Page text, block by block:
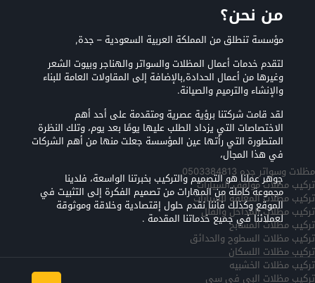
من نحن؟
مؤسسة تنطلق من المملكة العربية السعودية – جدة,
لتقدم خدمات أعمال المظلات والسواتر والهناجر وبيوت الشعر
وغيرها من أعمال الحدادة,بالإضافة إلى المقاولات العامة للبناء
والإنشاء والترميم والصيانة.
لقد قامت شركتنا برؤية عصرية ومتقدمة على أحد أهم
الاختصاصات التي يزداد الطلب عليها يومًا بعد يوم، وتلك النظرة
المتطورة التي رأتها عين المؤسسة جعلت منها من أهم الشركات
في هذا المجال،
جوهر عملنا هو التصميم والتركيب بخبرتنا الواسعة، فلدينا
مجموعة كاملة من المهارات من تصميم الفكرة إلى التثبيت في
الموقع وكذلك فأننا نقدم حلول إقتصادية وخلاقة وموثوقة
لعملائنا في جميع خدماتنا المقدمة .
مظلات وسواتر جده 0503384813
تركيب مظلات مواقف السيارات
تركيب مظلات المعلقه للسيارات
تركيب مظلات المداخل والفلل
تركيب مظلات المسابح
تركيب مظلات السطوح والحدائق
تركيب مظلات اللسكان
تركيب مظلات الخشبيه
تركيب مظلات البي في سي